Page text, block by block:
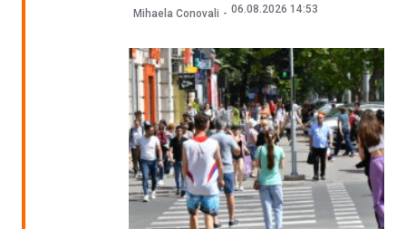
Mihaela Conovali 06.08.2026 14:53